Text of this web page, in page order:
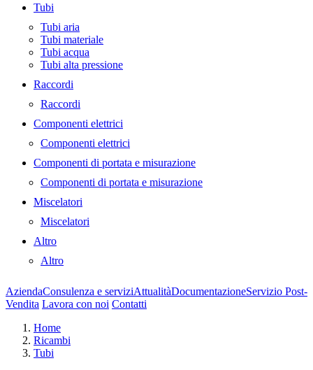
Tubi
Tubi aria
Tubi materiale
Tubi acqua
Tubi alta pressione
Raccordi
Raccordi
Componenti elettrici
Componenti elettrici
Componenti di portata e misurazione
Componenti di portata e misurazione
Miscelatori
Miscelatori
Altro
Altro
AziendaConsulenza e serviziAttualitàDocumentazioneServizio Post-
Vendita Lavora con noi Contatti
Home
Ricambi
Tubi